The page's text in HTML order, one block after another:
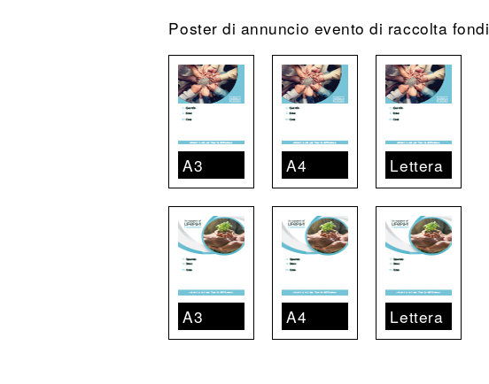
Poster di annuncio evento di raccolta fondi
A3 A4 Lettera
A3 A4 Lettera